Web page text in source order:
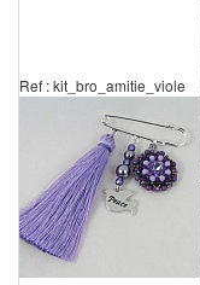
Ref : kit_bro_amitie_viole